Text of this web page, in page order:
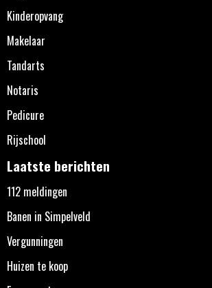
Kinderopvang
Makelaar
Tandarts
Notaris
Pedicure
Rijschool
Laatste berichten
112 meldingen
Banen in Simpelveld
Vergunningen
Huizen te koop